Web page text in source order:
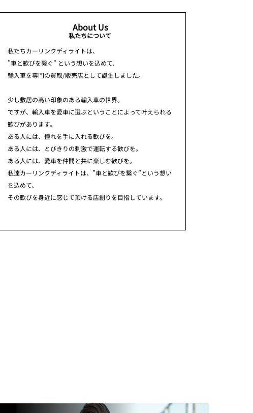
About Us
私たちについて
私たちカーリンクディライトは、
”車と歓びを繋ぐ” という想いを込めて、
輸入車を専門の買取/販売店として誕生しました。
少し敷居の高い印象のある輸入車の世界。
ですが、輸入車を愛車に選ぶということによって叶えられる
歓びがあります。
ある人には、憧れを手に入れる歓びを。
ある人には、とびきりの刺激で運転する歓びを。
ある人には、愛車を仲間と共に楽しむ歓びを。
私達カーリンクディライトは、”車と歓びを繋ぐ”という想い
を込めて、
その歓びを身近に感じて頂ける店創りを目指しています。